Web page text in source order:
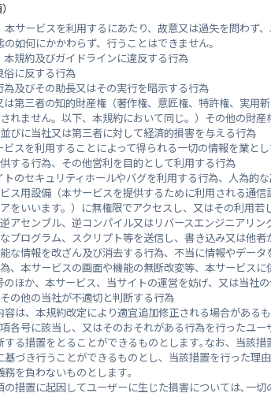
本サービスを利用するにあたり、故意又は過失を問わず
の如何にかかわらず、行うことはできません。
本規約及びガイドラインに違反する行為
俗に反する行為
為及びその助長又はその実行を暗示する行為
は第三者の知的財産権（著作権、意匠権、特許権、実用
れません。以下、本規約において同じ。）その他の財
びに当社又は第三者に対して経済的損害を与える行為
ビスを利用することによって得られる一切の情報を業と
する行為、その他営利を目的として利用する行為
トのセキュリティホールやバグを利用する行為、人為的
ス用設備（本サービスを提供するために利用される通
をいいます。）に無権限でアクセスし、又はその利用
アセンブル、逆コンパイル又はリバースエンジニアリ
プログラム、スクリプト等を送信し、書き込み又は他
な情報を改ざん及び消去する行為、不当に情報やデー
、本サービスの画面や機能の無断改変等、本サービスに
のほか、本サービス、当サイトの運営を妨げ、又は当社
の他の当社が不適切と判断する行為
容は、本規約改定により適宜追加修正される場合があるも
各号に該当し、又はそのおそれがある行為を行ったユ
する措置をとることができるものとします｡なお、当該
基づき行うことができるものとし、当該措置を行った理
務を負わないものとします｡
の措置に起因してユーザーに生じた損害については､一切
谷川